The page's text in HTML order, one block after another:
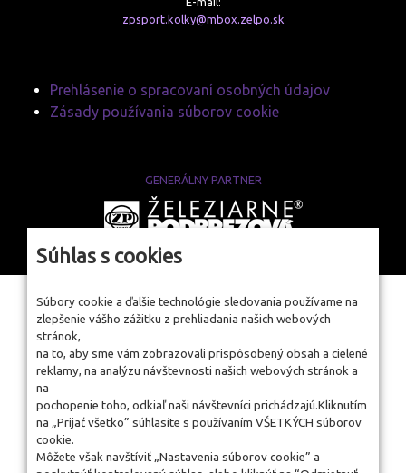
zpsport.kolky@mbox.zelpo.sk
Prehlásenie o spracovaní osobných údajov
Zásady používania súborov cookie
GENERÁLNY PARTNER
www.zelpo.sk
Súhlas s cookies
Súbory cookie a ďalšie technológie sledovania používame na
zlepšenie vášho zážitku z prehliadania našich webových
stránok,
na to, aby sme vám zobrazovali prispôsobený obsah a cielené
reklamy, na analýzu návštevnosti našich webových stránok a
na
pochopenie toho, odkiaľ naši návštevníci prichádzajú.Kliknutím
na „Prijať všetko” súhlasíte s používaním VŠETKÝCH súborov
cookie.
Môžete však navštíviť „Nastavenia súborov cookie” a